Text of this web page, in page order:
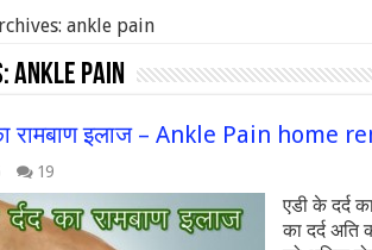
ankle pain
ankle pain
रामबाण इलाज – Ankle Pain home
19
एडी के दर्द
का दर्द अति